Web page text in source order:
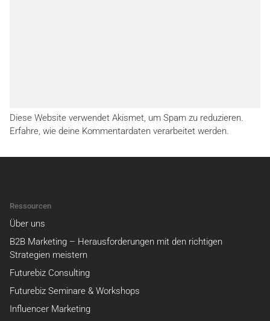
Diese Website verwendet Akismet, um Spam zu reduzieren.
Erfahre, wie deine Kommentardaten verarbeitet werden.
Ressourcen
Über uns
B2B Marketing – Herausforderungen mit den richtigen
Strategien meistern
Futurebiz Consulting
Futurebiz Seminare & Workshops
Influencer Marketing